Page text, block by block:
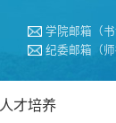
学院邮箱（
纪委邮箱（
人才培养